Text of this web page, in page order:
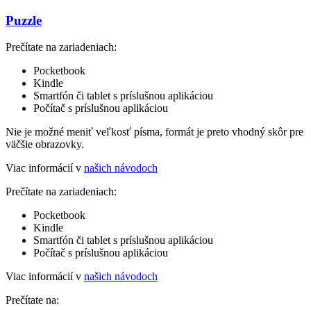
Puzzle
Prečítate na zariadeniach:
Pocketbook
Kindle
Smartfón či tablet s príslušnou aplikáciou
Počítač s príslušnou aplikáciou
Nie je možné meniť veľkosť písma, formát je preto vhodný skôr pre
väčšie obrazovky.
Viac informácií v našich návodoch
Prečítate na zariadeniach:
Pocketbook
Kindle
Smartfón či tablet s príslušnou aplikáciou
Počítač s príslušnou aplikáciou
Viac informácií v našich návodoch
Prečítate na: